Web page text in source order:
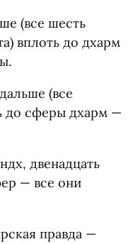
(все шесть
вплоть до дхарм
(все
до сферы дхарм —
двенадцать
— все они
правда —